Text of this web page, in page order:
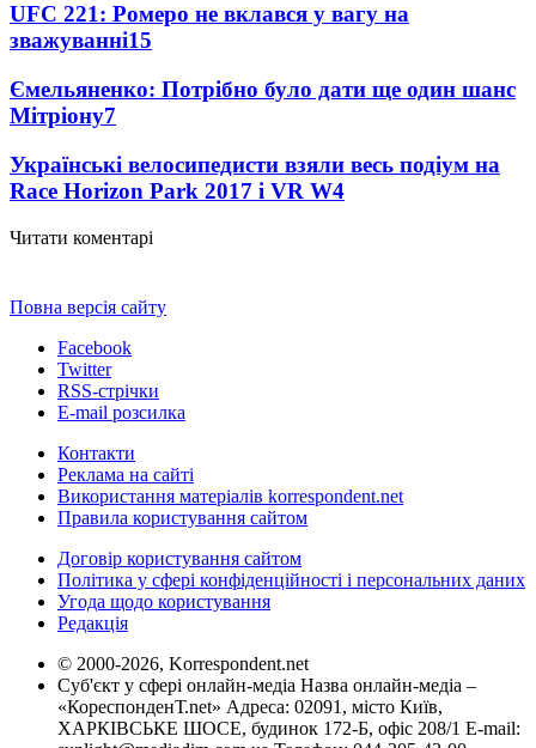
UFC 221: Ромеро не вклався у вагу на
зважуванні15
Ємельяненко: Потрібно було дати ще один шанс
Мітріону7
Українські велосипедисти взяли весь подіум на
Race Horizon Park 2017 і VR W4
Читати коментарі
Повна версія сайту
Facebook
Twitter
RSS-стрічки
E-mail розсилка
Контакти
Реклама на сайті
Використання матеріалів korrespondent.net
Правила користування сайтом
Договір користування сайтом
Політика у сфері конфіденційності і персональних даних
Угода щодо користування
Редакція
© 2000-2026, Korrespondent.net
Суб'єкт у сфері онлайн-медіа Назва онлайн-медіа –
«КореспонденТ.net» Адреса: 02091, місто Київ,
ХАРКІВСЬКЕ ШОСЕ, будинок 172-Б, офіс 208/1 E-mail: